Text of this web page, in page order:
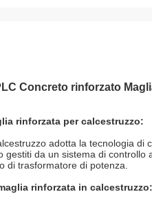
Concreto rinforzato
rinforzata per calcestruzzo:
adotta la tecnologia di
da un sistema di
di trasformatore di potenza.
rinforzata in calcestruzzo: